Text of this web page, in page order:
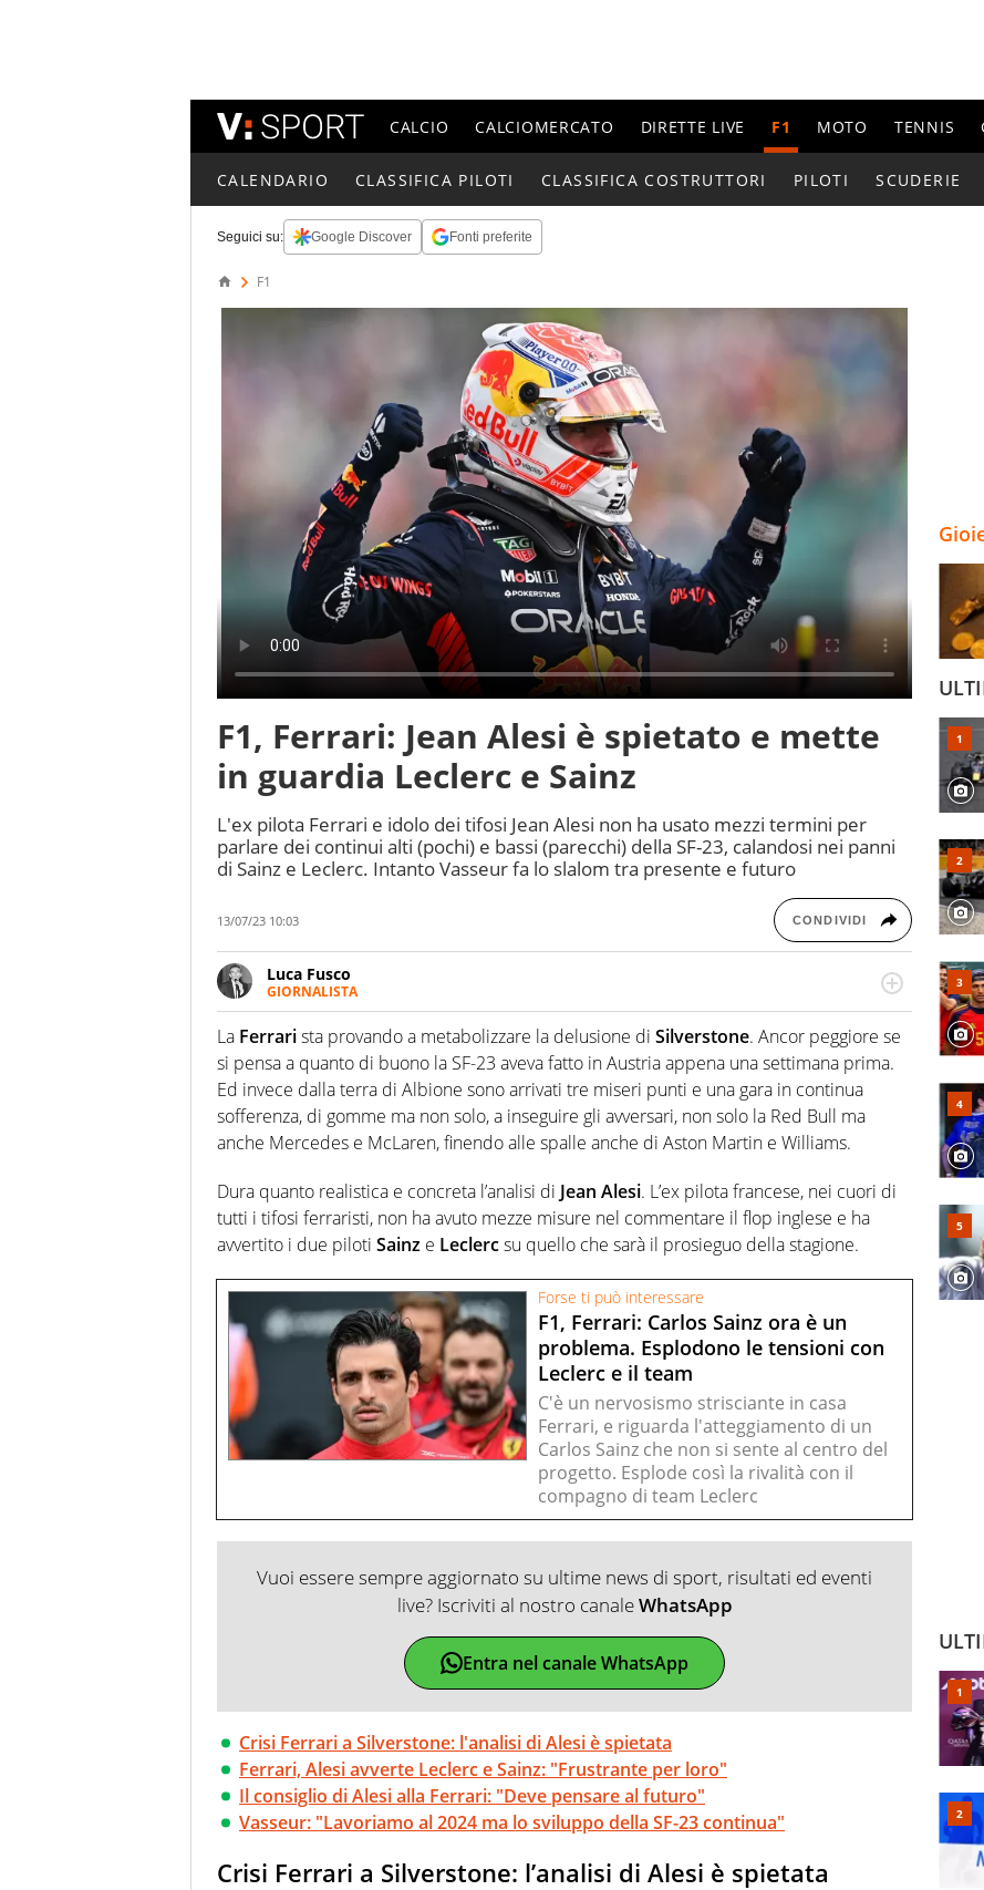
CALCIO CALCIOMERCATO DIRETTE LIVE F1 MOTO TENNIS
CALENDARIO CLASSIFICA PILOTI CLASSIFICA COSTRUTTORI PILOTI SCUDERIE
Seguici su: Google Discover Fonti preferite
F1
F1, Ferrari: Jean Alesi è spietato e mette
in guardia Leclerc e Sainz
L'ex pilota Ferrari e idolo dei tifosi Jean Alesi non ha usato mezzi termini per
parlare dei continui alti (pochi) e bassi (parecchi) della SF-23, calandosi nei panni
di Sainz e Leclerc. Intanto Vasseur fa lo slalom tra presente e futuro
13/07/23 10:03 CONDIVIDI
Luca Fusco
GIORNALISTA
Giornalista multimediale. Quando si accendono i motori, lui sgasa, impenna, derapa. E
spesso e volentieri finisce sul podio
La Ferrarista provando a metabolizzare la delusione di Silverstone. Ancor peggiore se
si pensa a quanto di buono la SF-23 aveva fatto in Austria appena una settimana prima.
Ed invece dalla terra di Albione sono arrivati tre miseri punti e una gara in continua
sofferenza, di gomme ma non solo, a inseguire gli avversari, non solo la Red Bull ma
anche Mercedes e McLaren, finendo alle spalle anche di Aston Martin e Williams.
Dura quanto realistica e concreta l’analisi di Jean Alesi. L’ex pilota francese, nei cuori di
tutti i tifosi ferraristi, non ha avuto mezze misure nel commentare il flop inglese e ha
avvertito i due piloti Sainz e Leclercsu quello che sarà il prosieguo della stagione.
Forse ti può interessare
F1, Ferrari: Carlos Sainz ora è un
problema. Esplodono le tensioni con
Leclerc e il team
C'è un nervosismo strisciante in casa
Ferrari, e riguarda l'atteggiamento di un
Carlos Sainz che non si sente al centro del
progetto. Esplode così la rivalità con il
compagno di team Leclerc
Vuoi essere sempre aggiornato su ultime news di sport, risultati ed eventi
live? Iscriviti al nostro canaleWhatsApp
Entra nel canale WhatsApp
Crisi Ferrari a Silverstone: l'analisi di Alesi è spietata
Ferrari, Alesi avverte Leclerc e Sainz: "Frustrante per loro"
Il consiglio di Alesi alla Ferrari: "Deve pensare al futuro"
Vasseur: "Lavoriamo al 2024 ma lo sviluppo della SF-23 continua"
Crisi Ferrari a Silverstone: l’analisi di Alesi è spietata